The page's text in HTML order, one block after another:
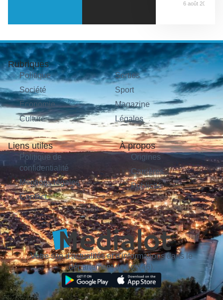
6 août 2026
Rubriques
Politique
Société
Économie
Culture
Sorties
Sport
Magazine
Légales
Liens utiles
Politique de
confidentialité
Mentions légales
Contact
À propos
Origines
Carrières
Publicité
Votre site d'actualités et d'informations dans le
département du Lot (46).